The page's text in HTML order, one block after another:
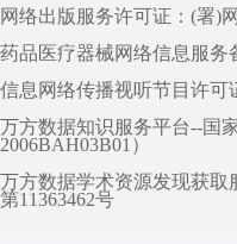
网络出版服务许可证：(署)
药品医疗器械网络信息服务
信息网络传播视听节目许可
万方数据知识服务平台--国
2006BAH03B01）
万方数据学术资源发现获取
第11363462号